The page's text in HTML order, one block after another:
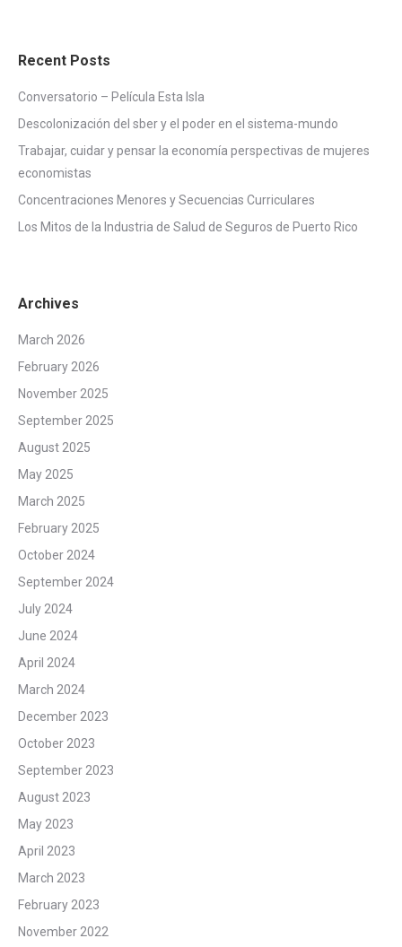
Recent Posts
Conversatorio – Película Esta Isla
Descolonización del sber y el poder en el sistema-mundo
Trabajar, cuidar y pensar la economía perspectivas de mujeres
economistas
Concentraciones Menores y Secuencias Curriculares
Los Mitos de la Industria de Salud de Seguros de Puerto Rico
Archives
March 2026
February 2026
November 2025
September 2025
August 2025
May 2025
March 2025
February 2025
October 2024
September 2024
July 2024
June 2024
April 2024
March 2024
December 2023
October 2023
September 2023
August 2023
May 2023
April 2023
March 2023
February 2023
November 2022